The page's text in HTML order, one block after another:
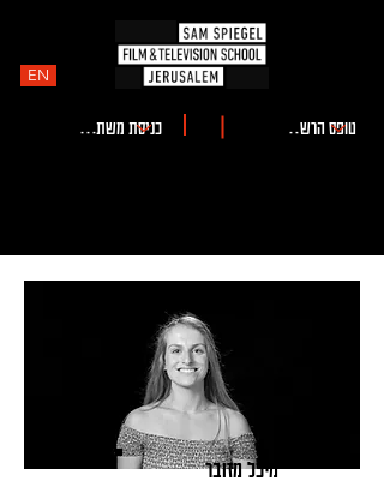
EN
מיכל מזובר